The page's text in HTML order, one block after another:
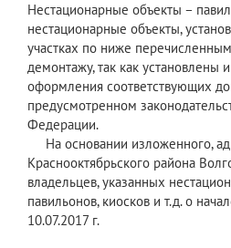
Нестационарные объекты –
нестационарные объекты,
участках по ниже
демонтажу, так как установлены
оформления соответствующих
предусмотренном
Федерации.
На основании изложенного,
Краснооктябрьского района
владельцев, указанных
павильонов, киосков и т.д. о
10.07.2017 г.